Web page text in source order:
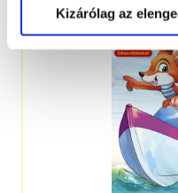
Kizárólag az